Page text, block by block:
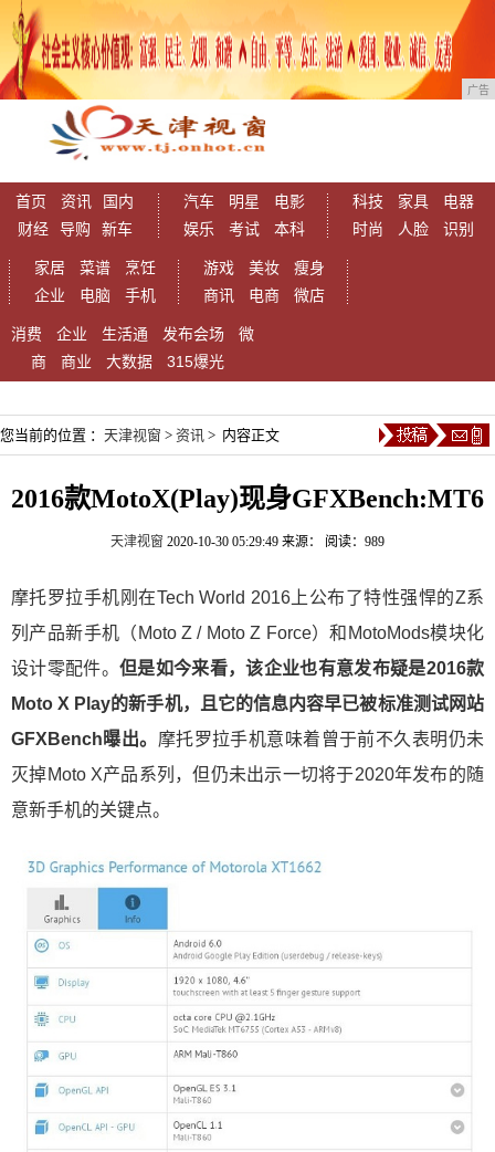
广告
首页 资讯
国内
财经
导购 新车
汽车 明星
电影
娱乐
考试 本科
科技 家具
电器
时尚
人脸 识别
家居 菜谱
烹饪
企业
电脑 手机
游戏 美妆
瘦身
商讯
电商 微店
消费 企业 生活通 发布会场
微
商
商业 大数据 315爆光
您当前的位置 ： 天津视窗 > 资讯 > 内容正文
2016款MotoX(Play)现身GFXBench:MT6
天津视窗 2020-10-30 05:29:49 来源： 阅读：989
摩托罗拉手机刚在Tech World 2016上公布了特性强悍的Z系
列产品新手机（Moto Z / Moto Z Force）和MotoMods模块化
设计零配件。 但是如今来看，该企业也有意发布疑是2016款
Moto X Play的新手机，且它的信息内容早已被标准测试网站
GFXBench曝出。 摩托罗拉手机意味着曾于前不久表明仍未
灭掉Moto X产品系列，但仍未出示一切将于2020年发布的随
意新手机的关键点。